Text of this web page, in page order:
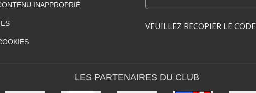
INAPPROPRIÉ
VEUILLEZ RECOPIER LE CODE
LES PARTENAIRES DU CLUB